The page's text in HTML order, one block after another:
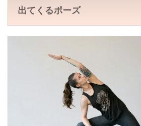
出てくるポーズ